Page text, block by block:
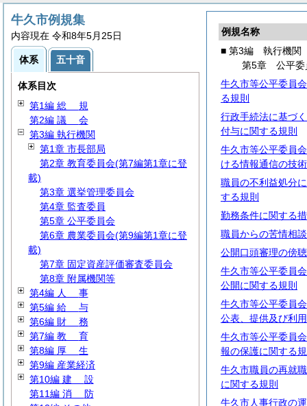
例規名称
■ 第3編 執行機関
第5章 公平委
牛久市等公平委員
る規則
行政手続法に基づ
付与に関する規則
牛久市等公平委員
ける情報通信の技
職員の不利益処分
する規則
勤務条件に関する
職員からの苦情相
公開口頭審理の傍
牛久市等公平委員
公開に関する規則
牛久市等公平委員
公表、提供及び利
牛久市等公平委員
報の保護に関する
牛久市職員の再就
に関する規則
牛久市人事行政の
牛久市例規集
内容現在 令和8年5月25日
体系 五十音
体系目次
第1編 総 規
第2編 議 会
第3編 執行機関
第1章 市長部局
第2章 教育委員会(第7編第1章に登
載)
第3章 選挙管理委員会
第4章 監査委員
第5章 公平委員会
第6章 農業委員会(第9編第1章に登
載)
第7章 固定資産評価審査委員会
第8章 附属機関等
第4編 人 事
第5編 給 与
第6編 財 務
第7編 教 育
第8編 厚 生
第9編 産業経済
第10編 建 設
第11編 消 防